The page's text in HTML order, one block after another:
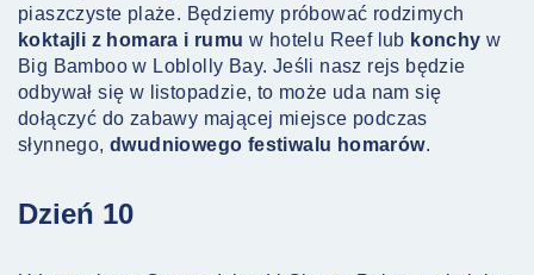
piaszczyste plaże. Będziemy próbować rodzimych
koktajli z homara i rumu w hotelu Reef lub konchyw
Big Bamboo w Loblolly Bay. Jeśli nasz rejs będzie
odbywał się w listopadzie, to może uda nam się
dołączyć do zabawy mającej miejsce podczas
słynnego,dwudniowego festiwalu homarów.
Dzień 10